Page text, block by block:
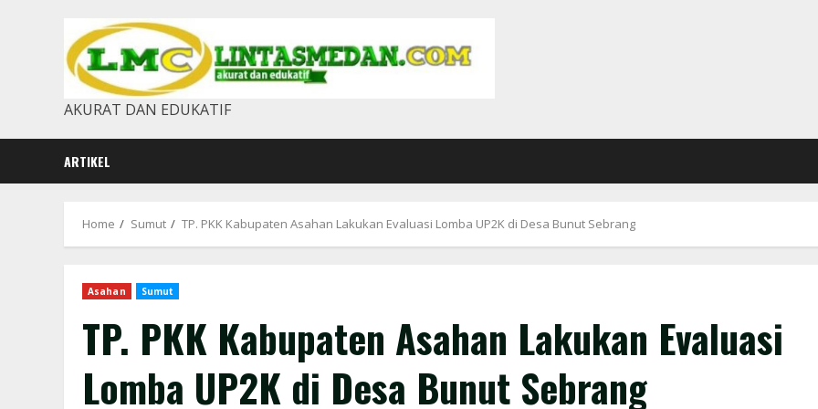
AKURAT DAN EDUKATIF
ARTIKEL
Home Sumut TP. PKK Kabupaten Asahan Lakukan Evaluasi Lomba UP2K di Desa Bunut Sebrang
Asahan Sumut
TP. PKK Kabupaten Asahan Lakukan Evaluasi
Lomba UP2K di Desa Bunut Sebrang